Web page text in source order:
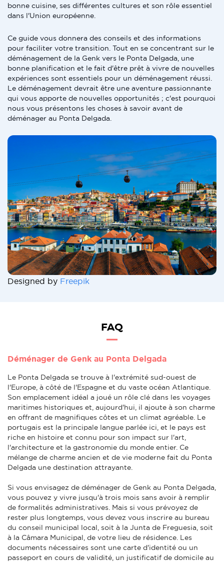
bonne cuisine, ses différentes cultures et son rôle essentiel
dans l'Union européenne.
Ce guide vous donnera des conseils et des informations
pour faciliter votre transition. Tout en se concentrant sur le
déménagement de la Genk vers le Ponta Delgada, une
bonne planification et le fait d'être prêt à vivre de nouvelles
expériences sont essentiels pour un déménagement réussi.
Le déménagement devrait être une aventure passionnante
qui vous apporte de nouvelles opportunités ; c'est pourquoi
nous vous présentons les choses à savoir avant de
déménager au Ponta Delgada.
Designed by Freepik
FAQ
Déménager de Genk au Ponta Delgada
Le Ponta Delgada se trouve à l'extrémité sud-ouest de
l'Europe, à côté de l'Espagne et du vaste océan Atlantique.
Son emplacement idéal a joué un rôle clé dans les voyages
maritimes historiques et, aujourd'hui, il ajoute à son charme
en offrant de magnifiques côtes et un climat agréable. Le
portugais est la principale langue parlée ici, et le pays est
riche en histoire et connu pour son impact sur l'art,
l'architecture et la gastronomie du monde entier. Ce
mélange de charme ancien et de vie moderne fait du Ponta
Delgada une destination attrayante.
Si vous envisagez de déménager de Genk au Ponta Delgada,
vous pouvez y vivre jusqu'à trois mois sans avoir à remplir
de formalités administratives. Mais si vous prévoyez de
rester plus longtemps, vous devez vous inscrire au bureau
du conseil municipal local, soit à la Junta de Freguesia, soit
à la Câmara Municipal, de votre lieu de résidence. Les
documents nécessaires sont une carte d'identité ou un
passeport en cours de validité, un justificatif de domicile au